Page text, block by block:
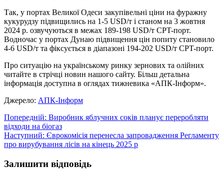
Так, у портах Великої Одеси закупівельні ціни на фуражну
кукурудзу підвищились на 1-5 USD/т і станом на 3 жовтня
2024 р. озвучуються в межах 189-198 USD/т CPT-порт.
Водночас у портах Дунаю підвищення цін попиту становило
4-6 USD/т та фіксується в діапазоні 194-202 USD/т CPT-порт.
Про ситуацію на українському ринку зернових та олійних
читайте в стрічці новин нашого сайту. Більш детальна
інформація доступна в оглядах тижневика «АПК-Інформ».
Джерело: АПК-Інформ
Навігація
записів
Попередній: Виробник яблучних соків планує переробляти
відходи на біогаз
Наступний: Єврокомісія перенесла запровадження Регламенту
про вирубування лісів на кінець 2025 р
Залишити відповідь